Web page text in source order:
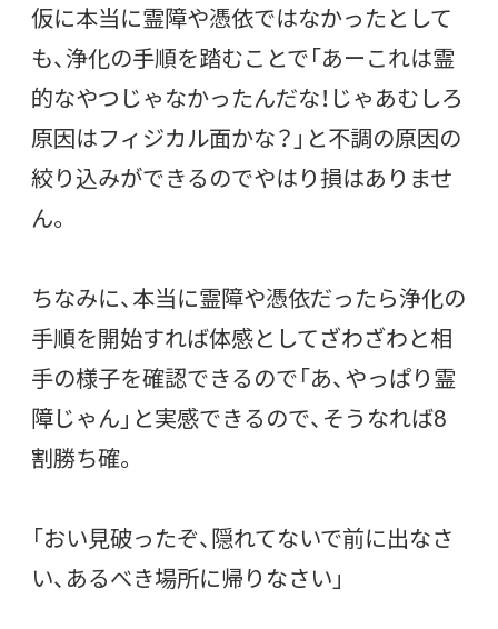
仮に本当に霊障や憑依ではなかったとして
も、浄化の手順を踏むことで「あーこれは霊
的なやつじゃなかったんだな！じゃあむしろ
原因はフィジカル面かな？」と不調の原因の
絞り込みができるのでやはり損はありませ
ん。
ちなみに、本当に霊障や憑依だったら浄化の
手順を開始すれば体感としてざわざわと相
手の様子を確認できるので「あ、やっぱり霊
障じゃん」と実感できるので、そうなれば8
割勝ち確。
「おい見破ったぞ、隠れてないで前に出なさ
い、あるべき場所に帰りなさい」